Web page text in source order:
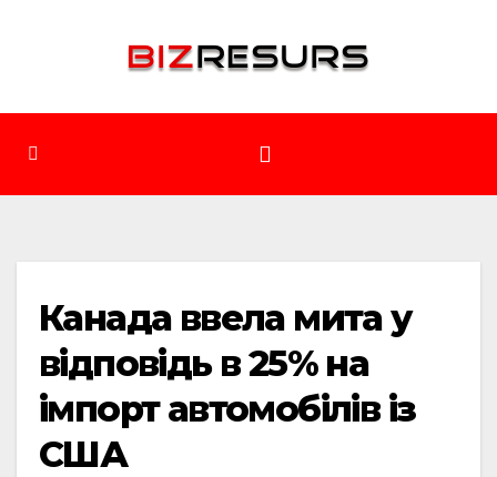
Канада ввела мита у
відповідь в 25% на
імпорт автомобілів із
США